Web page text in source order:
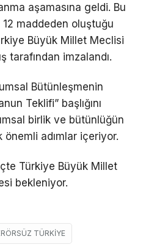
aşamasına geldi. Bu
maddeden oluştuğu
Büyük Millet Meclisi
tarafından imzalandı.
Bütünleşmenin
Teklifi” başlığını
birlik ve bütünlüğün
adımlar içeriyor.
Türkiye Büyük Millet
bekleniyor.
TÜRKIYE